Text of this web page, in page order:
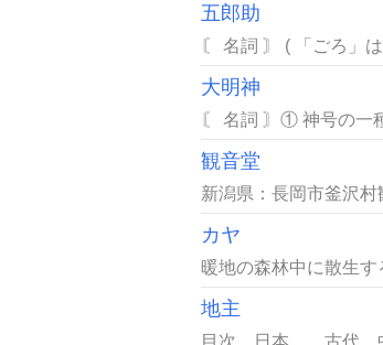
五郎助
〘 名詞 〙 ( 「ごろ」
大明神
〘 名詞 〙① 神号の一
観音堂
新潟県：長岡市釜沢
カヤ
暖地の森林中に散生
地主
目次 日本 古代